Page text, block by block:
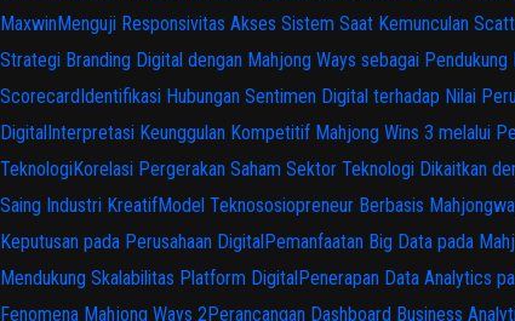
MaxwinMenguji Responsivitas Akses Sistem Saat Kemunculan
Strategi Branding Digital dengan Mahjong Ways sebagai
ScorecardIdentifikasi Hubungan Sentimen Digital terhadap Nilai
DigitalInterpretasi Keunggulan Kompetitif Mahjong Wins 3 melalui
TeknologiKorelasi Pergerakan Saham Sektor Teknologi Dikaitkan
Saing Industri KreatifModel Teknososiopreneur Berbasis
Keputusan pada Perusahaan DigitalPemanfaatan Big Data pada
Mendukung Skalabilitas Platform DigitalPenerapan Data Analytics
Fenomena Mahjong Ways 2Perancangan Dashboard Business